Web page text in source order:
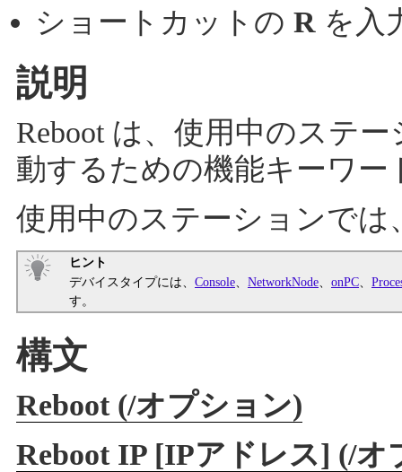
ショートカットの R を入
説明
Reboot は、使用中のステ
動するための機能キーワー
使用中のステーションで
ヒント
デバイスタイプには、 Console、 NetworkNode、 onPC、
す。
構文
Reboot (/オプション)
Reboot IP [IPアドレス] (/オ